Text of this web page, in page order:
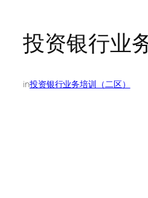
投资银行业
in投资银行业务培训（二区）